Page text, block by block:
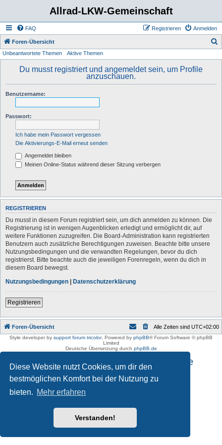
Diese Website nutzt Cookies, um dir den
bestmöglichen Komfort bei der Nutzung zu
bieten. Mehr erfahren
Verstanden!
Allrad-LKW-Gemeinschaft
FAQ Anmelden
Registrieren
Foren-Übersicht
Unbeantwortete Themen Aktive Themen
Du musst registriert und angemeldet sein, um Profile
anzuschauen.
Benutzername:
Passwort:
Ich habe mein Passwort vergessen
Die Aktivierungs-E-Mail erneut senden
Angemeldet bleiben
Meinen Online-Status während dieser Sitzung verbergen
REGISTRIEREN
Du musst in diesem Forum registriert sein, um dich anmelden zu können. Die
Registrierung ist in wenigen Augenblicken erledigt und ermöglicht dir, auf
weitere Funktionen zuzugreifen. Die Board-Administration kann registrierten
Benutzern auch zusätzliche Berechtigungen zuweisen. Beachte bitte unsere
Nutzungsbedingungen und die verwandten Regelungen, bevor du dich
registrierst. Bitte beachte auch die jeweiligen Forenregeln, wenn du dich in
diesem Board bewegst.
Nutzungsbedingungen | Datenschutzerklärung
Registrieren
Foren-Übersicht Alle Zeiten sind UTC+02:00
Style developer by support forum tricolor, Powered by phpBB® Forum Software © phpBB
Limited
Deutsche Übersetzung durch phpBB.de
Impressum und Datenschutzhinweise